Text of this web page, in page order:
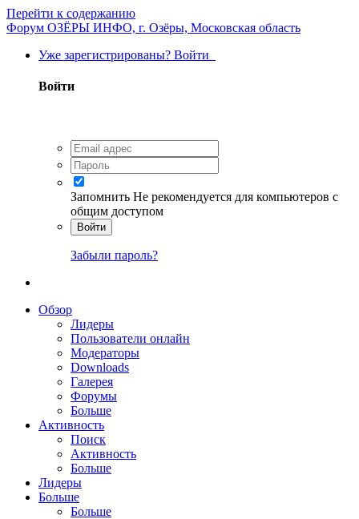
Перейти к содержанию
Форум ОЗЁРЫ ИНФО, г. Озёры, Московская область
Уже зарегистрированы? Войти
Войти
Запомнить Не рекомендуется для компьютеров с
общим доступом
Войти
Забыли пароль?
Обзор
Лидеры
Пользователи онлайн
Модераторы
Downloads
Галерея
Форумы
Больше
Активность
Поиск
Активность
Больше
Лидеры
Больше
Больше